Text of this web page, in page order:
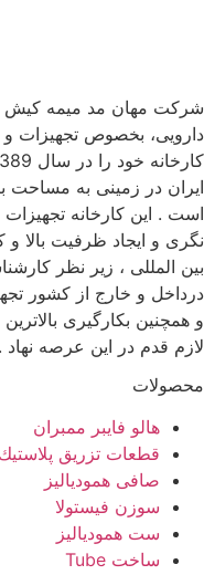
شرکت مهان مد میمه کیش
دارویی، بخصوص تجهیزات و
است . این کارخانه
نگری و ایجاد ظرفیت بالا و
بین المللی ، زیر نظر
درداخل و خارج از کشور
و همچنین بکارگیری
لازم قدم در این عرصه نهاد .
محصولات
هالو فایبر ممبران
قطعات تزريق پلاستيك
صافی همودیالیز
سوزن فیستولا
ست همودیالیز
ساخت Tube